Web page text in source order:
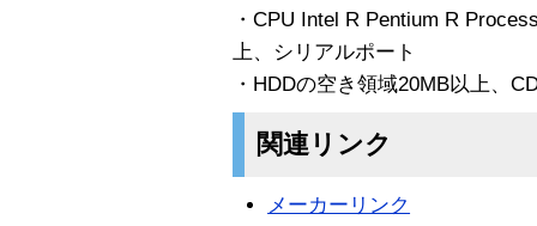
・CPU Intel R Pentium R
上、シリアルポート
・HDDの空き領域20MB以上、
関連リンク
メーカーリンク